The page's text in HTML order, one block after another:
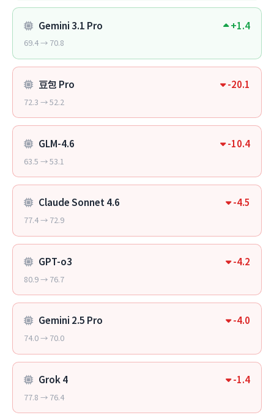
Gemini 3.1 Pro +1.4
69.4 → 70.8
豆包 Pro -20.1
72.3 → 52.2
GLM-4.6 -10.4
63.5 → 53.1
Claude Sonnet 4.6 -4.5
77.4 → 72.9
GPT-o3 -4.2
80.9 → 76.7
Gemini 2.5 Pro -4.0
74.0 → 70.0
Grok 4 -1.4
77.8 → 76.4